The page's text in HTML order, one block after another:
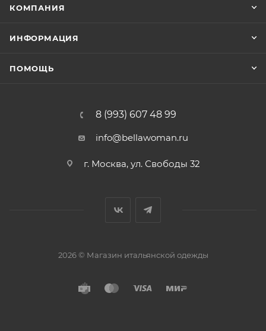
КОМПАНИЯ
ИНФОРМАЦИЯ
ПОМОЩЬ
8 (993) 607 48 99
info@bellawoman.ru
г. Москва, ул. Свободы 32
2026 © Магазин итальянской одежды